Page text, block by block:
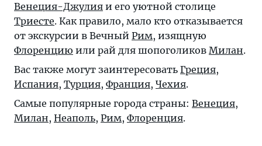
Венеция-Джулия и его уютной столице
Триесте. Как правило, мало кто отказывается
от экскурсии в Вечный Рим, изящную
Флоренцию или рай для шопоголиков Милан.
Вас также могут заинтересовать Греция,
Испания, Турция, Франция, Чехия.
Самые популярные города страны: Венеция,
Милан, Неаполь, Рим, Флоренция.